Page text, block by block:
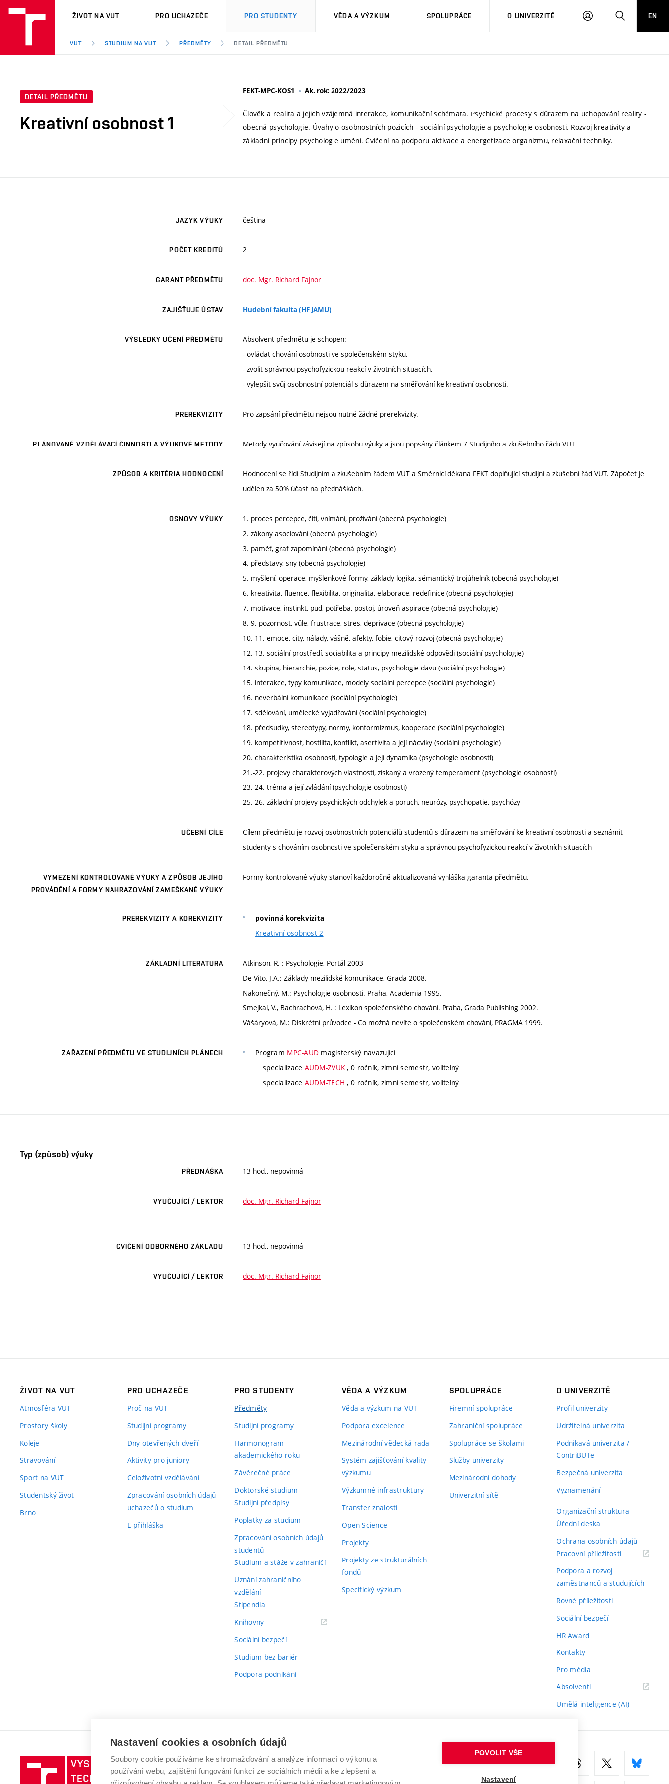
VUT
ŽIVOT NA VUT PRO UCHAZEČE PRO STUDENTY VĚDA A VÝZKUM SPOLUPRÁCE O UNIVERZITĚ
PŘIHLÁSIT HLEDATEN
VUT STUDIUM NA VUT PŘEDMĚTY DETAIL PŘEDMĚTU
DETAIL PŘEDMĚTU
Kreativní osobnost 1
FEKT-MPC-KOS1 Ak. rok: 2022/2023
Člověk a realita a jejich vzájemná interakce, komunikační schémata. Psychické procesy s důrazem na uchopování reality -
obecná psychologie. Úvahy o osobnostních pozicích - sociální psychologie a psychologie osobnosti. Rozvoj kreativity a
základní principy psychologie umění. Cvičení na podporu aktivace a energetizace organizmu, relaxační techniky.
JAZYK VÝUKY čeština
POČET KREDITŮ 2
GARANT PŘEDMĚTU doc. Mgr. Richard Fajnor
ZAJIŠŤUJE ÚSTAV Hudební fakulta (HF JAMU)
VÝSLEDKY UČENÍ PŘEDMĚTU
Absolvent předmětu je schopen:
- ovládat chování osobnosti ve společenském styku,
- zvolit správnou psychofyzickou reakcí v životních situacích,
- vylepšit svůj osobnostní potenciál s důrazem na směřování ke kreativní osobnosti.
PREREKVIZITY Pro zapsání předmětu nejsou nutné žádné prerekvizity.
PLÁNOVANÉ VZDĚLÁVACÍ ČINNOSTI A VÝUKOVÉ METODY Metody vyučování závisejí na způsobu výuky a jsou popsány článkem 7 Studijního a zkušebního řádu VUT.
ZPŮSOB A KRITÉRIA HODNOCENÍ
Hodnocení se řídí Studijním a zkušebním řádem VUT a Směrnicí děkana FEKT doplňující studijní a zkušební řád VUT. Zápočet je
udělen za 50% účast na přednáškách.
OSNOVY VÝUKY
1. proces percepce, čití, vnímání, prožívání (obecná psychologie)
2. zákony asociování (obecná psychologie)
3. paměť, graf zapomínání (obecná psychologie)
4. představy, sny (obecná psychologie)
5. myšlení, operace, myšlenkové formy, základy logika, sémantický trojúhelník (obecná psychologie)
6. kreativita, fluence, flexibilita, originalita, elaborace, redefinice (obecná psychologie)
7. motivace, instinkt, pud, potřeba, postoj, úroveň aspirace (obecná psychologie)
8.-9. pozornost, vůle, frustrace, stres, deprivace (obecná psychologie)
10.-11. emoce, city, nálady, vášně, afekty, fobie, citový rozvoj (obecná psychologie)
12.-13. sociální prostředí, sociabilita a principy mezilidské odpovědi (sociální psychologie)
14. skupina, hierarchie, pozice, role, status, psychologie davu (sociální psychologie)
15. interakce, typy komunikace, modely sociální percepce (sociální psychologie)
16. neverbální komunikace (sociální psychologie)
17. sdělování, umělecké vyjadřování (sociální psychologie)
18. předsudky, stereotypy, normy, konformizmus, kooperace (sociální psychologie)
19. kompetitivnost, hostilita, konflikt, asertivita a její nácviky (sociální psychologie)
20. charakteristika osobnosti, typologie a její dynamika (psychologie osobnosti)
21.-22. projevy charakterových vlastností, získaný a vrozený temperament (psychologie osobnosti)
23.-24. tréma a její zvládání (psychologie osobnosti)
25.-26. základní projevy psychických odchylek a poruch, neurózy, psychopatie, psychózy
UČEBNÍ CÍLE
Cílem předmětu je rozvoj osobnostních potenciálů studentů s důrazem na směřování ke kreativní osobnosti a seznámit
studenty s chováním osobnosti ve společenském styku a správnou psychofyzickou reakcí v životních situacích
VYMEZENÍ KONTROLOVANÉ VÝUKY A ZPŮSOB JEJÍHO
PROVÁDĚNÍ A FORMY NAHRAZOVÁNÍ ZAMEŠKANÉ VÝUKY
Formy kontrolované výuky stanoví každoročně aktualizovaná vyhláška garanta předmětu.
PREREKVIZITY A KOREKVIZITY povinná korekvizita
Kreativní osobnost 2
ZÁKLADNÍ LITERATURA
Atkinson, R. : Psychologie, Portál 2003
De Vito, J.A.: Základy mezilidské komunikace, Grada 2008.
Nakonečný, M.: Psychologie osobnosti. Praha, Academia 1995.
Smejkal, V., Bachrachová, H. : Lexikon společenského chování. Praha, Grada Publishing 2002.
Vášáryová, M.: Diskrétní průvodce - Co možná nevíte o společenském chování, PRAGMA 1999.
ZAŘAZENÍ PŘEDMĚTU VE STUDIJNÍCH PLÁNECH Program MPC-AUD magisterský navazující
specializace AUDM-ZVUK, 0 ročník, zimní semestr, volitelný
specializace AUDM-TECH , 0 ročník, zimní semestr, volitelný
Typ (způsob) výuky
PŘEDNÁŠKA 13 hod., nepovinná
VYUČUJÍCÍ / LEKTOR doc. Mgr. Richard Fajnor
CVIČENÍ ODBORNÉHO ZÁKLADU 13 hod., nepovinná
VYUČUJÍCÍ / LEKTOR doc. Mgr. Richard Fajnor
ŽIVOT NA VUT
Atmosféra VUT
Prostory školy
Koleje
Stravování
Sport na VUT
Studentský život
Brno
PRO UCHAZEČE
Proč na VUT
Studijní programy
Dny otevřených dveří
Aktivity pro juniory
Celoživotní vzdělávání
Zpracování osobních údajů
uchazečů o studium
E-přihláška
PRO STUDENTY
Předměty
Studijní programy
Harmonogram
akademického roku
Závěrečné práce
Doktorské studium
Studijní předpisy
Poplatky za studium
Zpracování osobních údajů
studentů
Studium a stáže v zahraničí
Uznání zahraničního
vzdělání
Stipendia
Knihovny(externí
Sociální bezpečí
Studium bez bariér
Podpora podnikání
VĚDA A VÝZKUM
Věda a výzkum na VUT
Podpora excelence
Mezinárodní vědecká rada
Systém zajišťování kvality
výzkumu
Výzkumné infrastruktury
Transfer znalostí
Open Science
Projekty
Projekty ze strukturálních
fondů
Specifický výzkum
SPOLUPRÁCE
Firemní spolupráce
Zahraniční spolupráce
Spolupráce se školami
Služby univerzity
Mezinárodní dohody
Univerzitní sítě
O UNIVERZITĚ
Profil univerzity
Udržitelná univerzita
Podnikavá univerzita /
ContriBUTe
Bezpečná univerzita
Vyznamenání
Organizační struktura
Úřední deska
Ochrana osobních údajů
Pracovní příležitosti(externí
Podpora a rozvoj
zaměstnanců a studujících
Rovné příležitosti
Sociální bezpečí
HR Award
Kontakty
Pro média
Absolventi(externí
Umělá inteligence (AI)
Vysoké
učení
VYSOKÉ UČENÍ TECHNICKÉ V BRNĚ
Antonínská 548/1
www.vut.cz
Nastavení cookies a osobních údajů
Soubory cookie používáme ke shromažďování a analýze informací o výkonu a
používání webu, zajištění fungování funkcí ze sociálních médií a ke zlepšení a
POVOLIT VŠE
Nastavení